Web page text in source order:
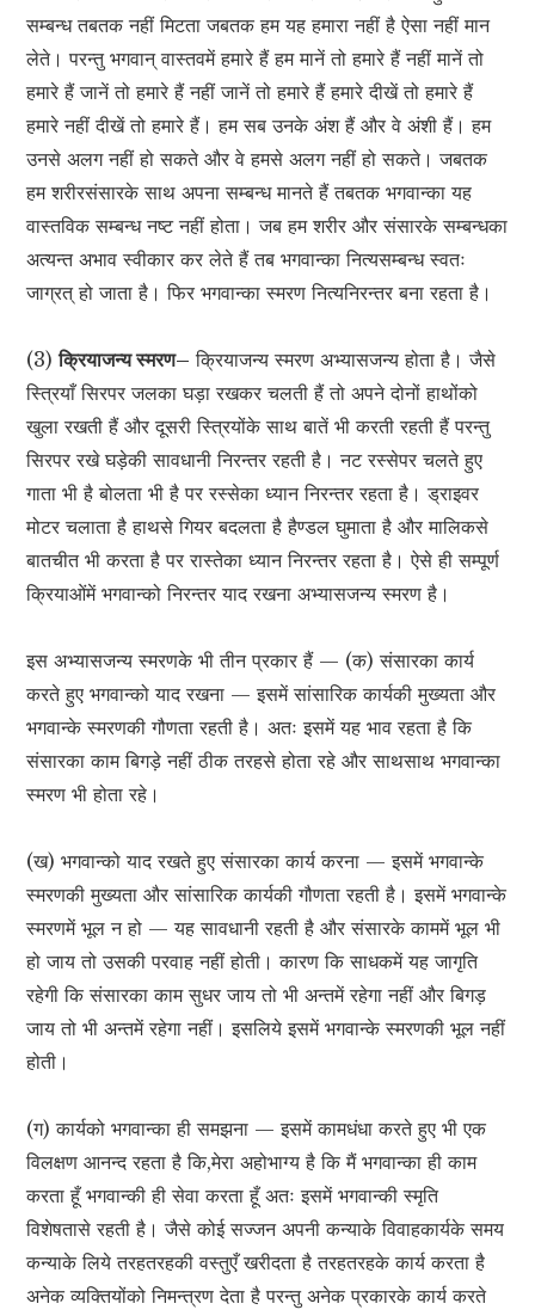
सम्बन्ध तबतक नहीं मिटता जबतक हम यह हमारा नहीं है ऐसा नहीं मान
लेते। परन्तु भगवान् वास्तवमें हमारे हैं हम मानें तो हमारे हैं नहीं मानें तो
हमारे हैं जानें तो हमारे हैं नहीं जानें तो हमारे हैं हमारे दीखें तो हमारे हैं
हमारे नहीं दीखें तो हमारे हैं। हम सब उनके अंश हैं और वे अंशी हैं। हम
उनसे अलग नहीं हो सकते और वे हमसे अलग नहीं हो सकते। जबतक
हम शरीरसंसारके साथ अपना सम्बन्ध मानते हैं तबतक भगवान्का यह
वास्तविक सम्बन्ध नष्ट नहीं होता। जब हम शरीर और संसारके सम्बन्धका
अत्यन्त अभाव स्वीकार कर लेते हैं तब भगवान्का नित्यसम्बन्ध स्वतः
जाग्रत् हो जाता है। फिर भगवान्का स्मरण नित्यनिरन्तर बना रहता है।
(3)क्रियाजन्य स्मरण– क्रियाजन्य स्मरण अभ्यासजन्य होता है। जैसे
स्त्रियाँ सिरपर जलका घड़ा रखकर चलती हैं तो अपने दोनों हाथोंको
खुला रखती हैं और दूसरी स्त्रियोंके साथ बातें भी करती रहती हैं परन्तु
सिरपर रखे घड़ेकी सावधानी निरन्तर रहती है। नट रस्सेपर चलते हुए
गाता भी है बोलता भी है पर रस्सेका ध्यान निरन्तर रहता है। ड्राइवर
मोटर चलाता है हाथसे गियर बदलता है हैण्डल घुमाता है और मालिकसे
बातचीत भी करता है पर रास्तेका ध्यान निरन्तर रहता है। ऐसे ही सम्पूर्ण
क्रियाओंमें भगवान्को निरन्तर याद रखना अभ्यासजन्य स्मरण है।
इस अभ्यासजन्य स्मरणके भी तीन प्रकार हैं — (क) संसारका कार्य
करते हुए भगवान्को याद रखना — इसमें सांसारिक कार्यकी मुख्यता और
भगवान्के स्मरणकी गौणता रहती है। अतः इसमें यह भाव रहता है कि
संसारका काम बिगड़े नहीं ठीक तरहसे होता रहे और साथसाथ भगवान्का
स्मरण भी होता रहे।
(ख) भगवान्को याद रखते हुए संसारका कार्य करना — इसमें भगवान्के
स्मरणकी मुख्यता और सांसारिक कार्यकी गौणता रहती है। इसमें भगवान्के
स्मरणमें भूल न हो — यह सावधानी रहती है और संसारके काममें भूल भी
हो जाय तो उसकी परवाह नहीं होती। कारण कि साधकमें यह जागृति
रहेगी कि संसारका काम सुधर जाय तो भी अन्तमें रहेगा नहीं और बिगड़
जाय तो भी अन्तमें रहेगा नहीं। इसलिये इसमें भगवान्के स्मरणकी भूल नहीं
होती।
(ग) कार्यको भगवान्का ही समझना — इसमें कामधंधा करते हुए भी एक
विलक्षण आनन्द रहता है कि,मेरा अहोभाग्य है कि मैं भगवान्का ही काम
करता हूँ भगवान्की ही सेवा करता हूँ अतः इसमें भगवान्की स्मृति
विशेषतासे रहती है। जैसे कोई सज्जन अपनी कन्याके विवाहकार्यके समय
कन्याके लिये तरहतरहकी वस्तुएँ खरीदता है तरहतरहके कार्य करता है
अनेक व्यक्तियोंको निमन्त्रण देता है परन्तु अनेक प्रकारके कार्य करते